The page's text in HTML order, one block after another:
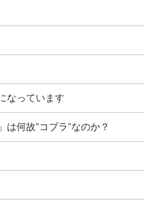
なっています
何故”コブラ”なのか？